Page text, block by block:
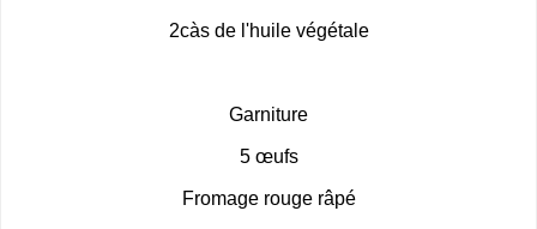
2càs de l'huile végétale
Garniture
5 œufs
Fromage rouge râpé